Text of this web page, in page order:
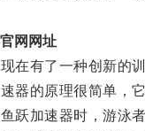
网网址
有了一种创新的训
的原理很简单，它
加速器时，游泳者